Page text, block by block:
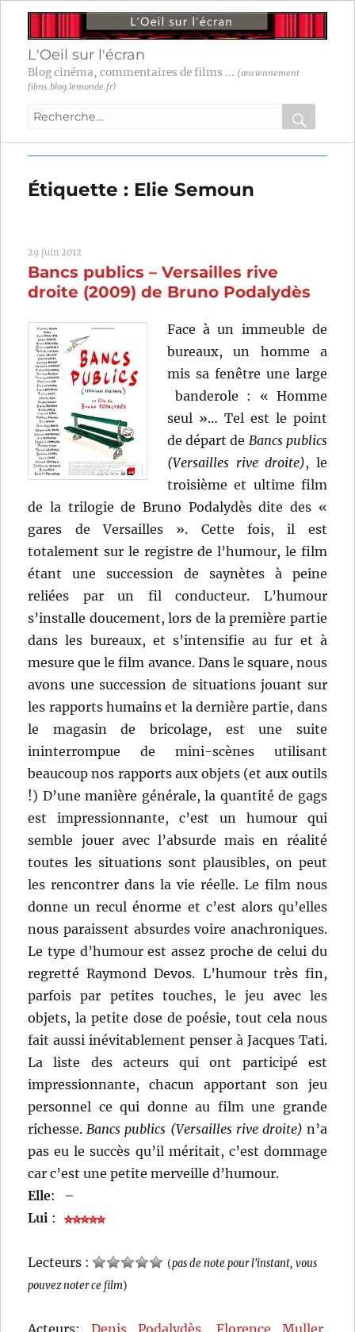
L'Oeil sur l'écran
Blog cinéma, commentaires de films ... (anciennement
films.blog.lemonde.fr)
Recherche
:
OK
Étiquette : Elie Semoun
29 juin 2012
Bancs publics – Versailles rive
droite (2009) de Bruno Podalydès
Face à un immeuble de
bureaux, un homme a
mis sa fenêtre une large
banderole : « Homme
seul »… Tel est le point
de départ de Bancs publics
(Versailles rive droite), le
troisième et ultime film
de la trilogie de Bruno Podalydès dite des «
gares de Versailles ». Cette fois, il est
totalement sur le registre de l’humour, le film
étant une succession de saynètes à peine
reliées par un fil conducteur. L’humour
s’installe doucement, lors de la première partie
dans les bureaux, et s’intensifie au fur et à
mesure que le film avance. Dans le square, nous
avons une succession de situations jouant sur
les rapports humains et la dernière partie, dans
le magasin de bricolage, est une suite
ininterrompue de mini-scènes utilisant
beaucoup nos rapports aux objets (et aux outils
!) D’une manière générale, la quantité de gags
est impressionnante, c’est un humour qui
semble jouer avec l’absurde mais en réalité
toutes les situations sont plausibles, on peut
les rencontrer dans la vie réelle. Le film nous
donne un recul énorme et c’est alors qu’elles
nous paraissent absurdes voire anachroniques.
Le type d’humour est assez proche de celui du
regretté Raymond Devos. L’humour très fin,
parfois par petites touches, le jeu avec les
objets, la petite dose de poésie, tout cela nous
fait aussi inévitablement penser à Jacques Tati.
La liste des acteurs qui ont participé est
impressionnante, chacun apportant son jeu
personnel ce qui donne au film une grande
richesse.Bancs publics (Versailles rive droite) n’a
pas eu le succès qu’il méritait, c’est dommage
car c’est une petite merveille d’humour.
Elle:
–
Lui :
Lecteurs : (pas de note pour l'instant, vous
pouvez noter ce film)